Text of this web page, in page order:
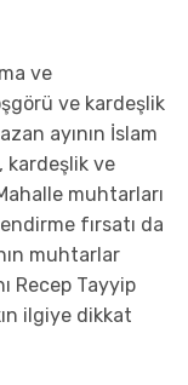
ve
ve kardeşlik
ayının İslam
kardeşlik ve
muhtarları
fırsatı da
muhtarlar
Recep Tayyip
ilgiye dikkat